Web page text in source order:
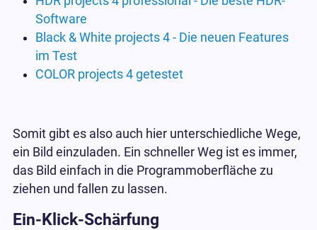
Software
Black & White projects 4 - Die neuen Features
im Test
COLOR projects 4 getestet
Somit gibt es also auch hier unterschiedliche Wege,
ein Bild einzuladen. Ein schneller Weg ist es immer,
das Bild einfach in die Programmoberfläche zu
ziehen und fallen zu lassen.
Ein-Klick-Schärfung